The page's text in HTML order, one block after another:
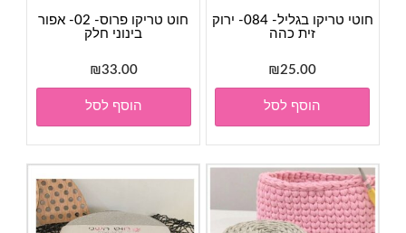
חוטי טריקו בגליל- 084- ירוק
זית כהה
₪25.00
הוסף לסל
חוט טריקו פרוס- 02- אפור
בינוני חלק
₪33.00
הוסף לסל